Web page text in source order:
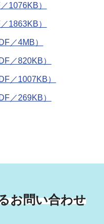
1076KB）
1863KB）
／4MB）
／820KB）
／1007KB）
／269KB）
お問い合わせ